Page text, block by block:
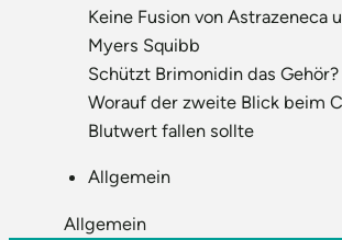
Keine Fusion von Astrazeneca
Myers Squibb
Schützt Brimonidin das Gehör?
Worauf der zweite Blick beim
Blutwert fallen sollte
Allgemein
Allgemein